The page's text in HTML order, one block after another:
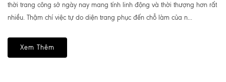
thời trang công sở ngày nay mang tính linh động và thời thượng hơn rất
nhiều. Thậm chí việc tự do diện trang phục đến chỗ làm của n...
Xem Thêm